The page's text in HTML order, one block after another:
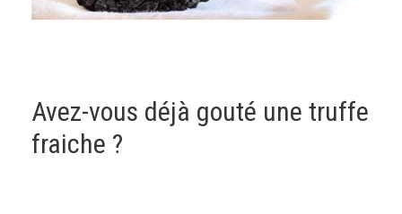
Avez-vous déjà gouté une truffe
fraiche ?